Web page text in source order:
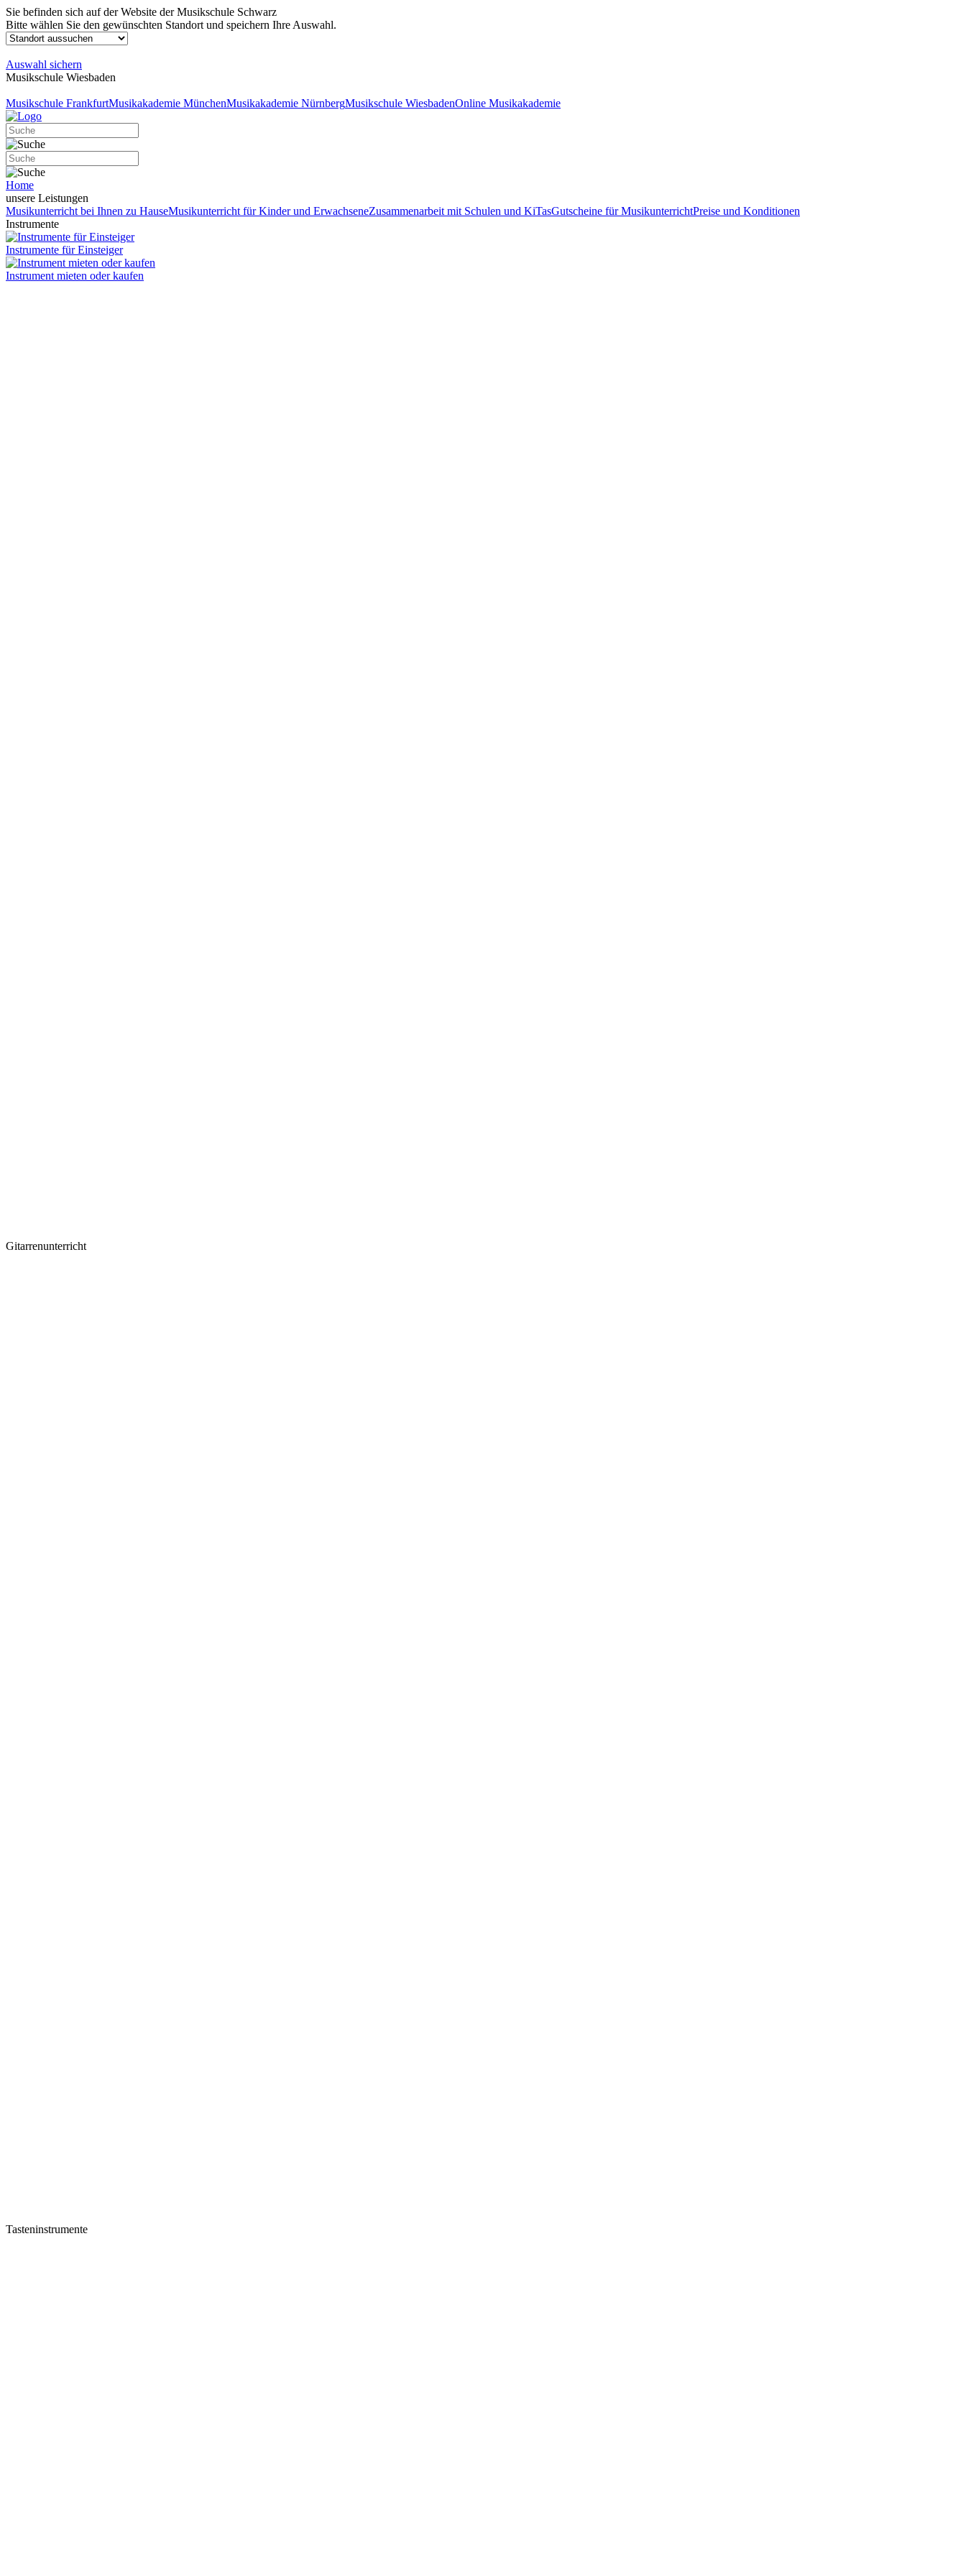
Sie befinden sich auf der Website der Musikschule Schwarz
Bitte wählen Sie den gewünschten Standort und speichern Ihre Auswahl.
Auswahl sichern
Musikschule Wiesbaden
Musikschule FrankfurtMusikakademie MünchenMusikakademie NürnbergMusikschule WiesbadenOnline Musikakademie
Home
unsere Leistungen
Musikunterricht bei Ihnen zu HauseMusikunterricht für Kinder und ErwachseneZusammenarbeit mit Schulen und KiTasGutscheine für MusikunterrichtPreise und Konditionen
Instrumente
Instrumente für Einsteiger
Instrument mieten oder kaufen
Gitarrenunterricht
Tasteninstrumente